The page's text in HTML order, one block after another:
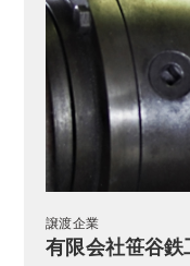
譲渡企業
有限会社笹谷鉄